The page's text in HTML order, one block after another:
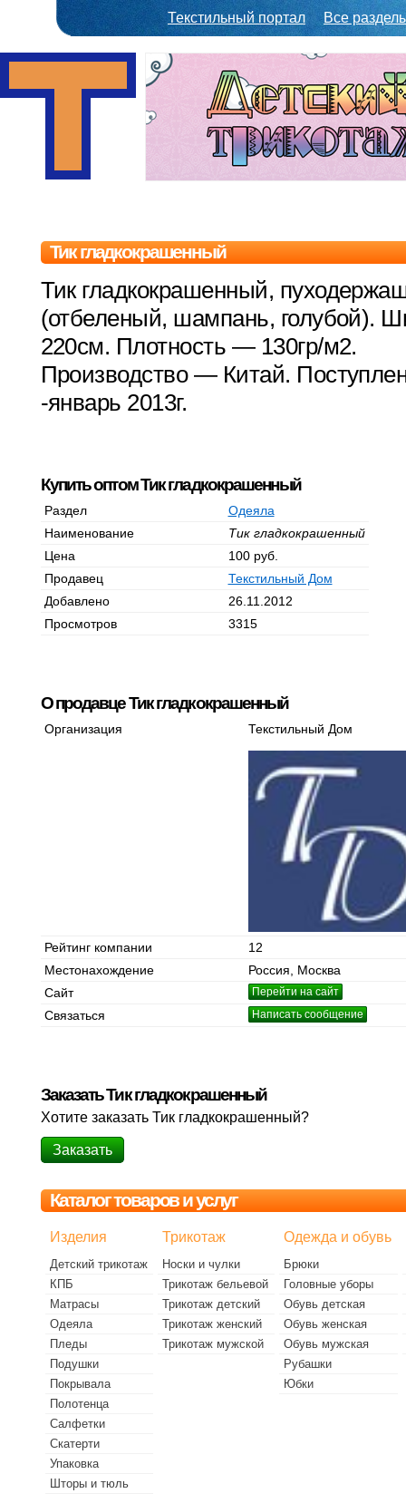
Текстильный портал Все
Тик гладкокрашенный
Тик гладкокрашенный,
(отбеленый, шампань, голубой).
220см. Плотность — 130гр/м2.
Производство — Китай.
-январь 2013г.
Купить оптом Тик гладкокрашенный
Раздел
Одеяла
Наименование
Тик гладкокрашенный
Цена
100 руб.
Продавец
Текстильный Дом
Добавлено
26.11.2012
Просмотров
3315
О продавце Тик гладкокрашенный
Организация Текстильный Дом
Рейтинг компании
12
Местонахождение
Россия, Москва
Сайт
Перейти на сайт
Связаться Написать сообщение
Заказать Тик гладкокрашенный
Хотите заказать Тик гладкокрашенный?
Заказать
Каталог товаров и услуг
Изделия
Детский трикотаж
КПБ
Матрасы
Одеяла
Пледы
Подушки
Покрывала
Полотенца
Салфетки
Скатерти
Упаковка
Шторы и тюль
Трикотаж
Носки и чулки
Трикотаж бельевой
Трикотаж детский
Трикотаж женский
Трикотаж мужской
Одежда и обувь
Брюки
Головные уборы
Обувь детская
Обувь женская
Обувь мужская
Рубашки
Юбки